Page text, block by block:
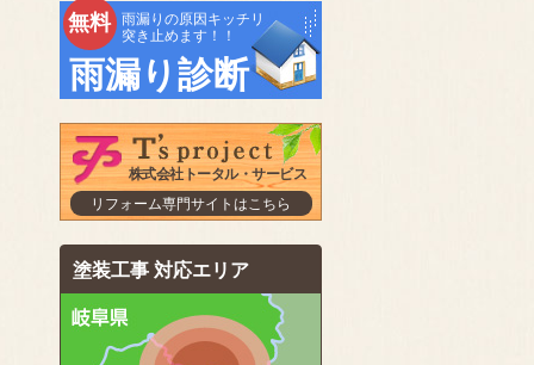
無料
雨漏りの原因キッチリ
突き止めます！！
雨漏り診断
株式会社トータル・サービス
リフォーム専門サイトはこちら
塗装工事 対応エリア